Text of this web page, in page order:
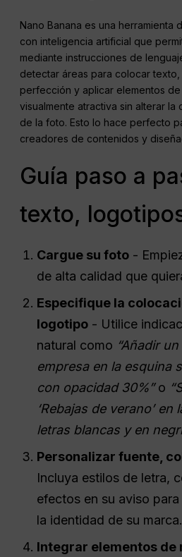
Nano Banana es una herramienta
con inteligencia artificial que
mediante instrucciones de
detectar áreas para colocar
perfección y aplicar elementos
visualmente atractiva sin alterar la
de la foto. Esto lo hace perfecto
creadores de contenidos y
Guía paso a
texto,
Cargue su foto -
de alta calidad que
Especifique la
logotipo - Utilice
natural como “Añadir
empresa en la esquina
con opacidad 30%”o
‘Rebajas de verano’
letras blancas y en
Personalizar fuente,
Incluya estilos de letra,
efectos en su aviso
la identidad de su marca.
Integrar elementos de